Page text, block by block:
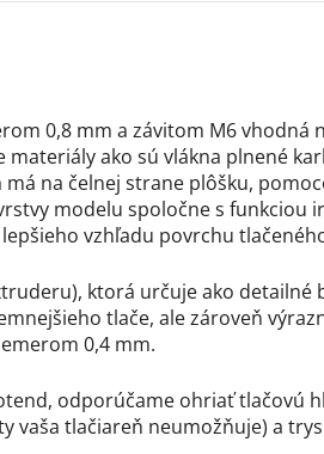
0,8 mm a závitom M6 vhodná
ako sú vlákna plnené
na čelnej strane plôšku,
modelu spoločne s funkciou
vzhľadu povrchu
ktorá určuje ako detailné
tlače, ale zároveň
0,4 mm.
odporúčame ohriať tlačovú
vaša tlačiareň neumožňuje) a